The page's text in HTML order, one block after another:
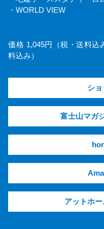
・WORLD VIEW
価格 1,045円（税・送料
料込み）
シ
富士山マガ
アットホ